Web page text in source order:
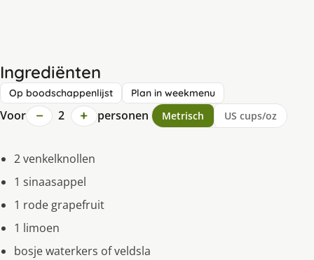
Ingrediënten
Op boodschappenlijst Plan in weekmenu
Voor − 2 + personen Metrisch US cups/oz
2 venkelknollen
1 sinaasappel
1 rode grapefruit
1 limoen
bosje waterkers of veldsla